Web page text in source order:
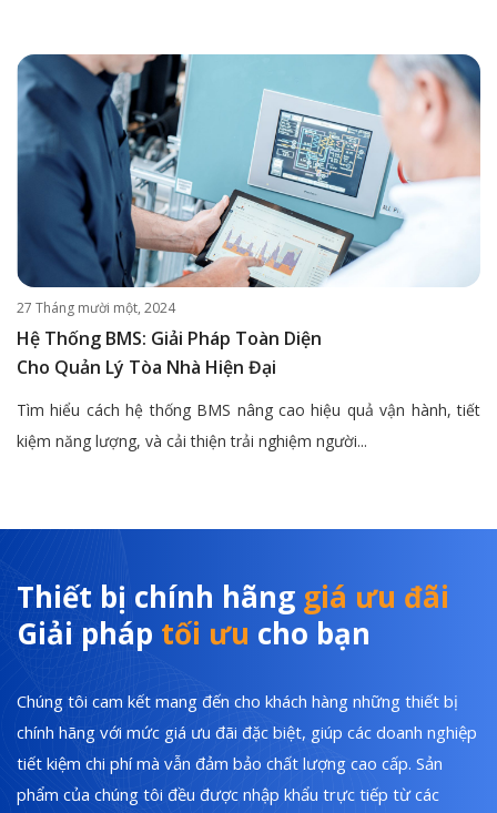
27 Tháng mười một, 2024
Hệ Thống BMS: Giải Pháp Toàn Diện
Cho Quản Lý Tòa Nhà Hiện Đại
Tìm hiểu cách hệ thống BMS nâng cao hiệu quả vận hành, tiết
kiệm năng lượng, và cải thiện trải nghiệm người...
Thiết bị chính hãng giá ưu đãi
Giải pháp tối ưu cho bạn
Chúng tôi cam kết mang đến cho khách hàng những thiết bị
chính hãng với mức giá ưu đãi đặc biệt, giúp các doanh nghiệp
tiết kiệm chi phí mà vẫn đảm bảo chất lượng cao cấp. Sản
phẩm của chúng tôi đều được nhập khẩu trực tiếp từ các